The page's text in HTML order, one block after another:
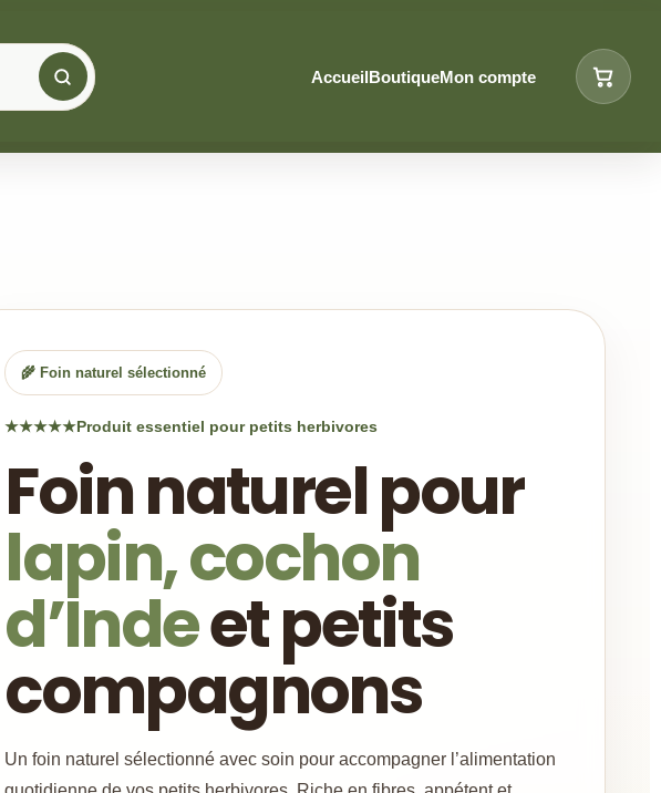
AccueilBoutiqueMon compte
🌾 Foin naturel sélectionné
★★★★★Produit essentiel pour petits herbivores
Foin naturel pour
lapin, cochon
d’Indeet petits
compagnons
Un foin naturel sélectionné avec soin pour accompagner l’alimentation